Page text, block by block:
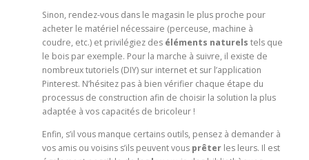
Sinon, rendez-vous dans le magasin le plus proche pour
acheter le matériel nécessaire (perceuse, machine à
coudre, etc.) et privilégiez des éléments naturels tels que
le bois par exemple. Pour la marche à suivre, il existe de
nombreux tutoriels (DIY) sur internet et sur l’application
Pinterest. N’hésitez pas à bien vérifier chaque étape du
processus de construction afin de choisir la solution la plus
adaptée à vos capacités de bricoleur !
Enfin, s’il vous manque certains outils, pensez à demander à
vos amis ou voisins s’ils peuvent vous prêterles leurs. Il est